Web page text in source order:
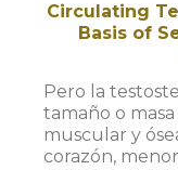
Circulating
Basis of
Pero la
tamaño o
muscular y
corazón,